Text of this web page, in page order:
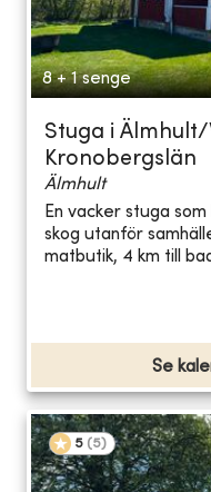
8 + 1 senge
Stuga i Älmhult/
Kronobergslän
Älmhult
En vacker stuga
skog utanför
matbutik, 4 km till
Se
5 (5)